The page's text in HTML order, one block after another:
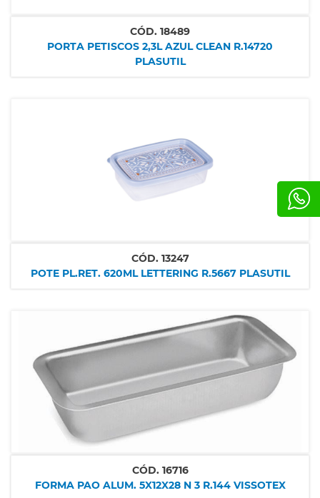
CÓD. 18489
PORTA PETISCOS 2,3L AZUL CLEAN R.14720
PLASUTIL
CÓD. 13247
POTE PL.RET. 620ML LETTERING R.5667 PLASUTIL
CÓD. 16716
FORMA PAO ALUM. 5X12X28 N 3 R.144 VISSOTEX